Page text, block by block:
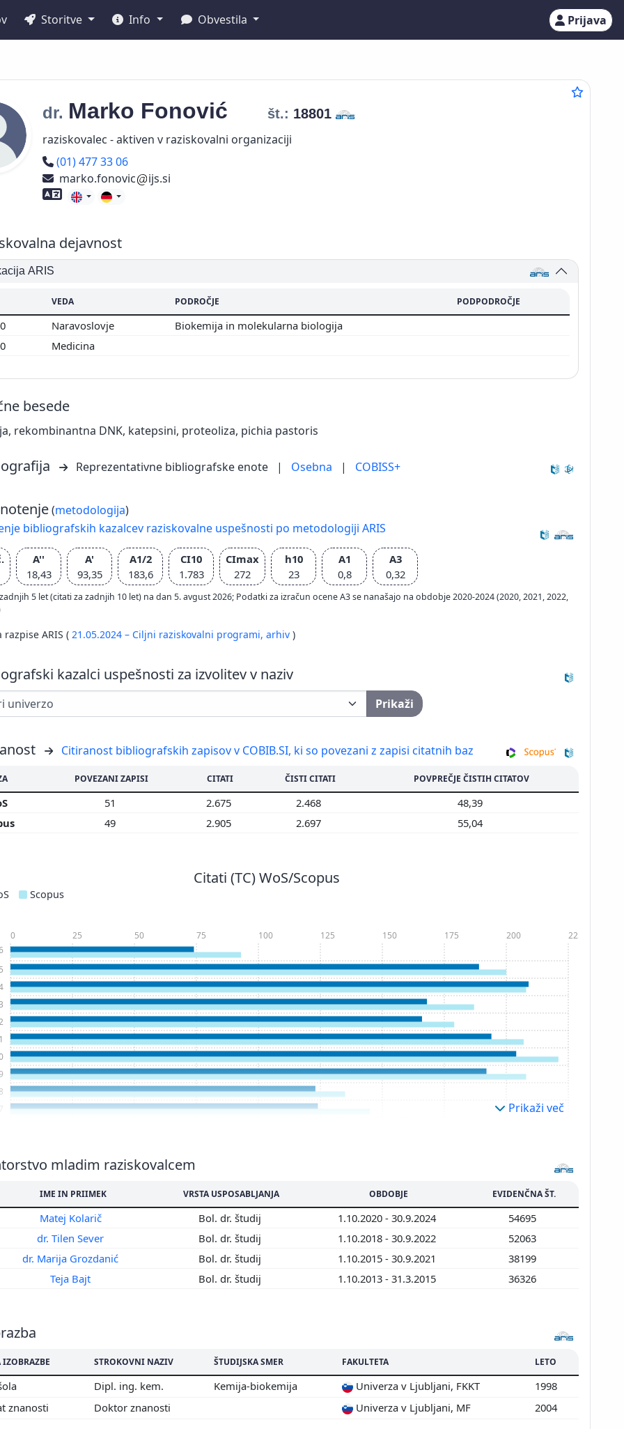
Storitve Info Obvestila Prijava
dr. Marko Fonović št.: 18801
raziskovalec - aktiven v raziskovalni organizaciji
Telefon
(01) 477 33 06
marko.fonovic
ijs.si
Znanje tujih jezikov
dejavnost
ARIS
VEDA PODROČJE PODPODROČJE
Naravoslovje
Biokemija in molekularna biologija
Medicina
besede
rekombinantna DNK, katepsini, proteoliza, pichia pastoris
Reprezentativne bibliografske enote | Osebna | COBISS+
(metodologija)
bibliografskih kazalcev raziskovalne uspešnosti po metodologiji ARIS
A''
18,43
A'
93,35
A1/2
183,6
CI10
1.783
CImax
272
h10
23
A1
0,8
A3
0,32
5 let (citati za zadnjih 10 let) na dan 5. avgust 2026; Podatki za izračun ocene A3 se nanašajo na obdobje 2020-2024 (2020, 2021, 2022,
razpise ARIS ( 21.05.2024 – Ciljni raziskovalni programi, arhiv )
kazalci uspešnosti za izvolitev v naziv
Prikaži
Citiranost bibliografskih zapisov v COBIB.SI, ki so povezani z zapisi citatnih baz
POVEZANI ZAPISI CITATI ČISTI CITATI POVPREČJE ČISTIH CITATOV
51 2.675 2.468
48,39
49 2.905 2.697 55,04
Citati (TC) WoS/Scopus
Scopus
0 25 50 75 100 125 150 175 200 225
Prikaži več
mladim raziskovalcem
IME IN PRIIMEK VRSTA USPOSABLJANJA OBDOBJE EVIDENČNA ŠT.
Matej Kolarič Bol. dr. študij 1.10.2020 - 30.9.2024
54695
dr. Tilen Sever Bol. dr. študij 1.10.2018 - 30.9.2022
52063
dr. Marija Grozdanić Bol. dr. študij 1.10.2015 - 30.9.2021
38199
Teja Bajt Bol. dr. študij 1.10.2013 - 31.3.2015 36326
IZOBRAZBE STROKOVNI NAZIV ŠTUDIJSKA SMER FAKULTETA LETO
Dipl. ing. kem. Kemija-biokemija Univerza v Ljubljani, FKKT
1998
znanosti
Doktor znanosti Univerza v Ljubljani, MF 2004